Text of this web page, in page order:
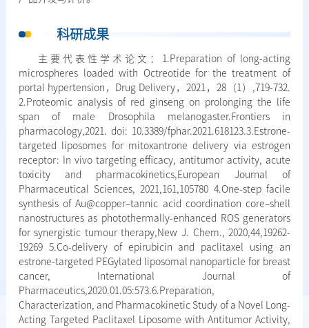
科研成果
主要代表性学术论文：1.Preparation of long-acting
microspheres loaded with Octreotide for the treatment of
portal hypertension，Drug Delivery，2021，28（1）,719-732.
2.Proteomic analysis of red ginseng on prolonging the life
span of male Drosophila melanogaster.Frontiers in
pharmacology,2021. doi: 10.3389/fphar.2021.618123.3.Estrone-
targeted liposomes for mitoxantrone delivery via estrogen
receptor: In vivo targeting efficacy, antitumor activity, acute
toxicity and pharmacokinetics,European Journal of
Pharmaceutical Sciences, 2021,161,105780 4.One-step facile
synthesis of Au@copper–tannic acid coordination core–shell
nanostructures as photothermally-enhanced ROS generators
for synergistic tumour therapy,New J. Chem., 2020,44,19262-
19269 5.Co-delivery of epirubicin and paclitaxel using an
estrone-targeted PEGylated liposomal nanoparticle for breast
cancer, International Journal of
Pharmaceutics,2020.01.05:573.6.Preparation,
Characterization, and Pharmacokinetic Study of a Novel Long-
Acting Targeted Paclitaxel Liposome with Antitumor Activity,